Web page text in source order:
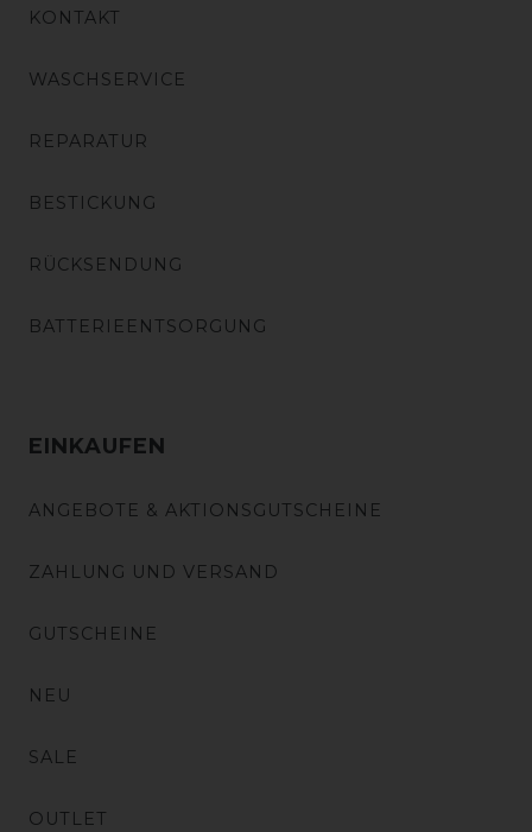
KONTAKT
WASCHSERVICE
REPARATUR
BESTICKUNG
RÜCKSENDUNG
BATTERIEENTSORGUNG
EINKAUFEN
ANGEBOTE & AKTIONSGUTSCHEINE
ZAHLUNG UND VERSAND
GUTSCHEINE
NEU
SALE
OUTLET